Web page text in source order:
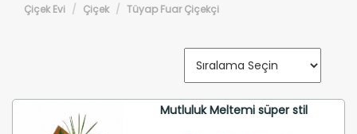
Çiçek Evi Çiçek Tüyap Fuar Çiçekçi
Mutluluk Meltemi süper stil